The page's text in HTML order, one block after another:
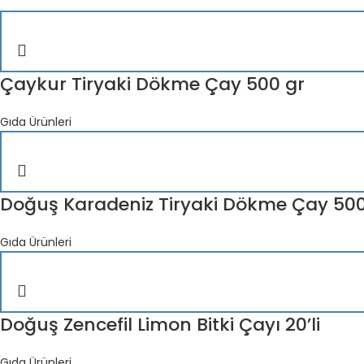
Çaykur Tiryaki Dökme Çay 500 gr
Gıda Ürünleri
Doğuş Karadeniz Tiryaki Dökme Çay
Gıda Ürünleri
Doğuş Zencefil Limon Bitki Çayı 20’li